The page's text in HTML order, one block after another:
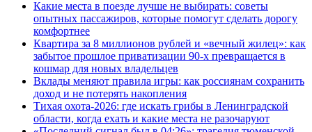
Какие места в поезде лучше не выбирать: советы
опытных пассажиров, которые помогут сделать дорогу
комфортнее
Квартира за 8 миллионов рублей и «вечный жилец»: как
забытое прошлое приватизации 90-х превращается в
кошмар для новых владельцев
Вклады меняют правила игры: как россиянам сохранить
доход и не потерять накопления
Тихая охота-2026: где искать грибы в Ленинградской
области, когда ехать и какие места не разочаруют